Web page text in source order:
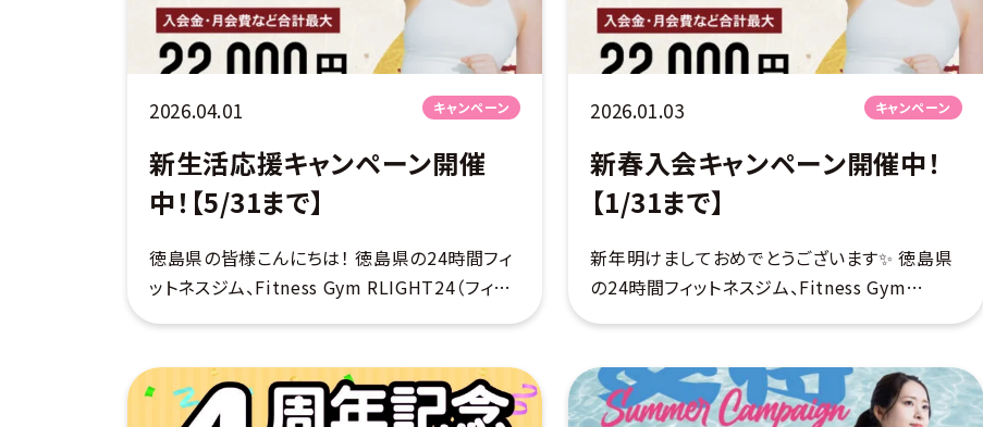
2026.04.01 キャンペーン
新生活応援キャンペーン開催
中！【5/31まで】
徳島県の皆様こんにちは！ 徳島県の24時間フィ
ットネスジム、Fitness Gym RLIGHT24（フィッ
トネスジムライト24）です♪ 新年度を迎え新た
なキャンペーンのご案内 […]
2026.01.03 キャンペーン
新春入会キャンペーン開催中！
【1/31まで】
新年明けましておめでとうございます✨ 徳島県
の24時間フィットネスジム、Fitness Gym
RLIGHT24（フィットネスジムライト24）です♪
る皆様に、超超お得なキャ […]